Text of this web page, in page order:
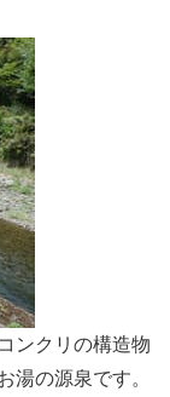
ンクリの構造物
湯の源泉です。